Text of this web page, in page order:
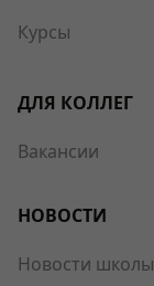
Курсы
ДЛЯ КОЛЛЕГ
Вакансии
НОВОСТИ
Новости школы